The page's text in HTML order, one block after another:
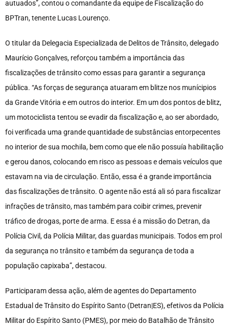
autuados”, contou o comandante da equipe de Fiscalização do
BPTran, tenente Lucas Lourenço.
O titular da Delegacia Especializada de Delitos de Trânsito, delegado
Maurício Gonçalves, reforçou também a importância das
fiscalizações de trânsito como essas para garantir a segurança
pública. “As forças de segurança atuaram em blitze nos munícipios
da Grande Vitória e em outros do interior. Em um dos pontos de blitz,
um motociclista tentou se evadir da fiscalização e, ao ser abordado,
foi verificada uma grande quantidade de substâncias entorpecentes
no interior de sua mochila, bem como que ele não possuía habilitação
e gerou danos, colocando em risco as pessoas e demais veículos que
estavam na via de circulação. Então, essa é a grande importância
das fiscalizações de trânsito. O agente não está ali só para fiscalizar
infrações de trânsito, mas também para coibir crimes, prevenir
tráfico de drogas, porte de arma. E essa é a missão do Detran, da
Polícia Civil, da Polícia Militar, das guardas municipais. Todos em prol
da segurança no trânsito e também da segurança de toda a
população capixaba”, destacou.
Participaram dessa ação, além de agentes do Departamento
Estadual de Trânsito do Espírito Santo (Detran|ES), efetivos da Polícia
Militar do Espírito Santo (PMES), por meio do Batalhão de Trânsito